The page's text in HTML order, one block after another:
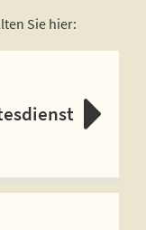
Sie hier: